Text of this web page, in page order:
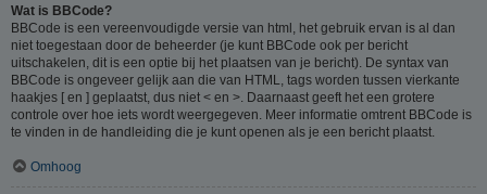
Wat is BBCode?
BBCode is een vereenvoudigde versie van html, het gebruik ervan is al dan
niet toegestaan door de beheerder (je kunt BBCode ook per bericht
uitschakelen, dit is een optie bij het plaatsen van je bericht). De syntax van
BBCode is ongeveer gelijk aan die van HTML, tags worden tussen vierkante
haakjes [ en ] geplaatst, dus niet < en >. Daarnaast geeft het een grotere
controle over hoe iets wordt weergegeven. Meer informatie omtrent BBCode is
te vinden in de handleiding die je kunt openen als je een bericht plaatst.
Omhoog